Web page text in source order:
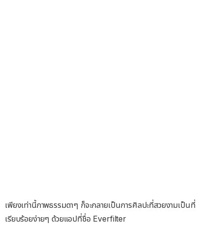
เพียงเท่านี้ภาพธรรมดาๆ ก็จะกลายเป็นการศิลปะที่สวยงามเป็นที่
เรียบร้อยง่ายๆ ด้วยแอปที่ชื่อ Everfilter